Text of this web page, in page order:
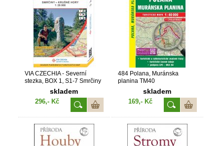
VIA CZECHIA - Severní
stezka, BOX 1, S1-7 Smrčiny
- Krušné hory 1 : 25 000
(2022, 1. vydání, S1-7)
skladem
296,- Kč
484 Polana, Muránska
planina TM40
skladem
169,- Kč